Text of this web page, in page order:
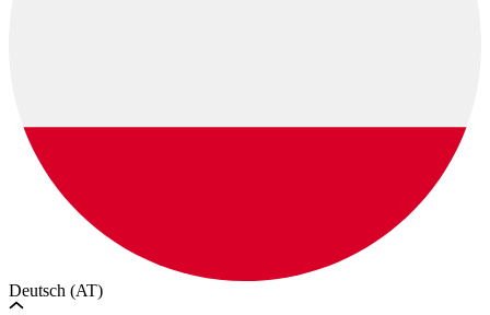
Deutsch (AT)